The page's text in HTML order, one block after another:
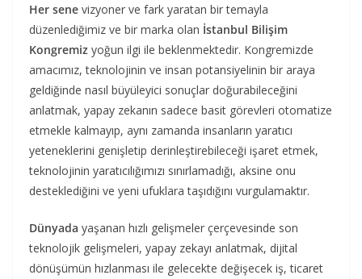
Her sene vizyoner ve fark yaratan bir temayla
düzenlediğimiz ve bir marka olan İstanbul Bilişim
Kongremiz yoğun ilgi ile beklenmektedir. Kongremizde
amacımız, teknolojinin ve insan potansiyelinin bir araya
geldiğinde nasıl büyüleyici sonuçlar doğurabileceğini
anlatmak, yapay zekanın sadece basit görevleri otomatize
etmekle kalmayıp, aynı zamanda insanların yaratıcı
yeteneklerini genişletip derinleştirebileceği işaret etmek,
teknolojinin yaratıcılığımızı sınırlamadığı, aksine onu
desteklediğini ve yeni ufuklara taşıdığını vurgulamaktır.
Dünyada yaşanan hızlı gelişmeler çerçevesinde son
teknolojik gelişmeleri, yapay zekayı anlatmak, dijital
dönüşümün hızlanması ile gelecekte değişecek iş, ticaret